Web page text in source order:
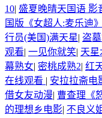
10| 盛夏晚晴天国语 影
国版《女超人:麦乐迪
行员(美国)满天星| 盗
观看| 一见你就笑| 天星
幕熟女| 密桃成熟2| 红
在线观看 | 安拉拉斋电
借女友动漫| 曹查理《
的理想乡电影| 不良义